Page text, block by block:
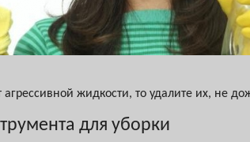
агрессивной жидкости, то удалите их, не
для уборки